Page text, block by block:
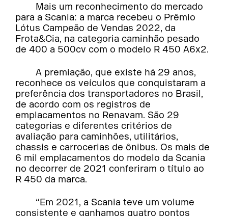
Mais um reconhecimento do mercado
para a Scania: a marca recebeu o Prêmio
Lótus Campeão de Vendas 2022, da
Frota&Cia, na categoria caminhão pesado
de 400 a 500cv com o modelo R 450 A6x2.
A premiação, que existe há 29 anos,
reconhece os veículos que conquistaram a
preferência dos transportadores no Brasil,
de acordo com os registros de
emplacamentos no Renavam. São 29
categorias e diferentes critérios de
avaliação para caminhões, utilitários,
chassis e carrocerias de ônibus. Os mais de
6 mil emplacamentos do modelo da Scania
no decorrer de 2021 conferiram o título ao
R 450 da marca.
“Em 2021, a Scania teve um volume
consistente e ganhamos quatro pontos